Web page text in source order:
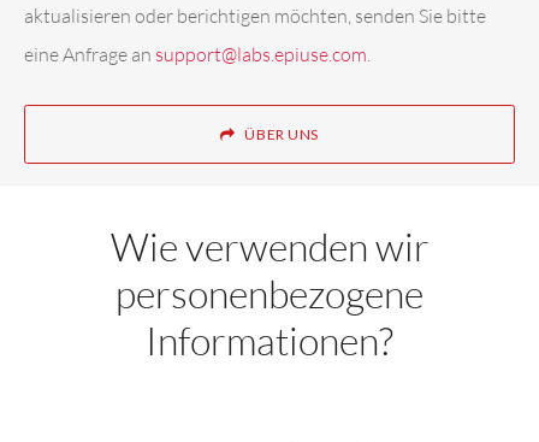
aktualisieren oder berichtigen möchten, senden Sie bitte
eine Anfrage an support@labs.epiuse.com
ÜBER UNS
Wie verwenden wir
personenbezogene
Informationen?